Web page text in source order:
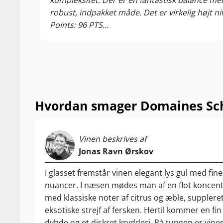
høstudbytter
Grand Cru-
Kessler er
I denne
med
citrus og
Hertil
Det er en vin
fremstår
robust, indpakket måde. Det er virkelig højt
Points: 96 PTS
Hvordan smager Domaines
Vinen beskrives af
Jonas Ravn Ørskov
I glasset fremstår vinen elegant lys gul med
nuancer. I næsen mødes man af en flot
med klassiske noter af citrus og æble,
eksotiske strejf af fersken. Hertil kommer en